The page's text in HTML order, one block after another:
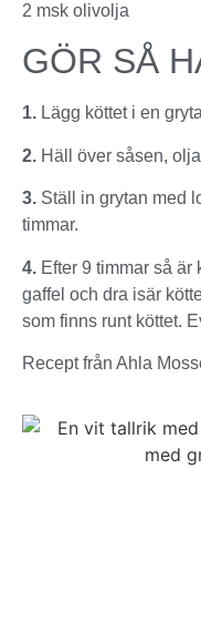
2 msk olivolja
GÖR SÅ
1. Lägg köttet i en
2. Häll över såsen,
3. Ställ in grytan med
timmar.
4. Efter 9 timmar så är
gaffel och dra isär
som finns runt köttet.
Recept från Ahla